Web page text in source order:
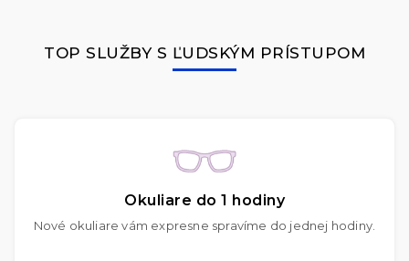
TOP SLUŽBY S ĽUDSKÝM PRÍSTUPOM
Okuliare do 1 hodiny
Nové okuliare vám expresne spravíme do jednej hodiny.